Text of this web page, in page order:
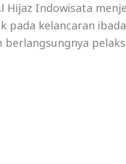
Hijaz Indowisata
pada kelancaran